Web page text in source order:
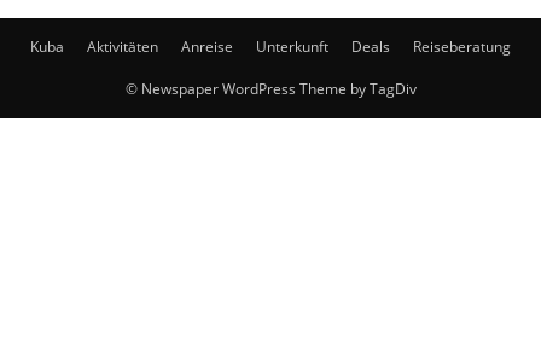
Kuba Aktivitäten Anreise Unterkunft Deals Reiseberatung
© Newspaper WordPress Theme by TagDiv